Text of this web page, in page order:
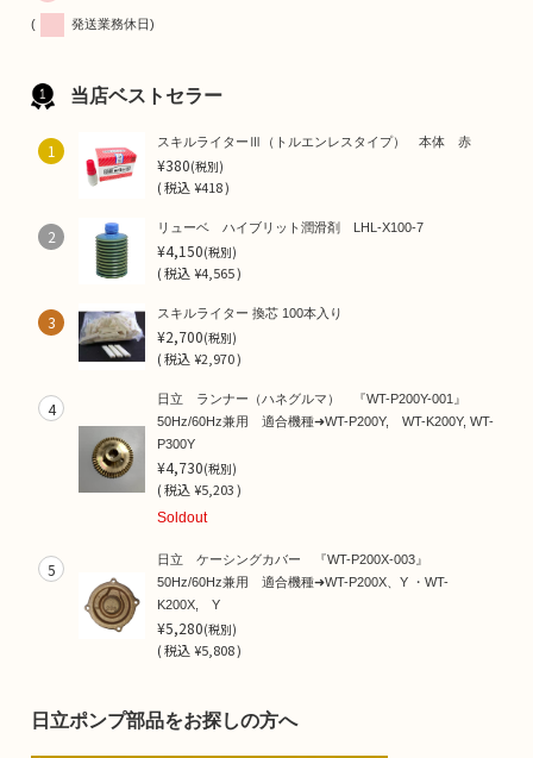
( 発送業務休日)
当店ベストセラー
1 スキルライターⅢ（トルエンレスタイプ） 本体 赤
¥380(税別)
(税込¥418 )
2 リューベ ハイブリット潤滑剤 LHL-X100-7
¥4,150(税別)
(税込¥4,565 )
3 スキルライター 換芯 100本入り
¥2,700(税別)
(税込¥2,970 )
4
日立 ランナー（ハネグルマ） 『WT-P200Y-001』
50Hz/60Hz兼用 適合機種➜WT-P200Y, WT-K200Y, WT-
P300Y
¥4,730(税別)
(税込¥5,203 )
Soldout
5
日立 ケーシングカバー 『WT-P200X-003』
50Hz/60Hz兼用 適合機種➜WT-P200X、Y ・WT-
K200X, Y
¥5,280(税別)
(税込¥5,808 )
日立ポンプ部品をお探しの方へ